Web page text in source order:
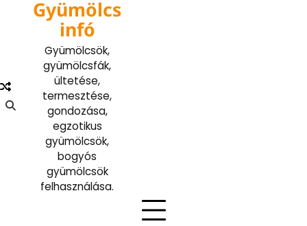
Gyümölcs
infó
Gyümölcsök,
gyümölcsfák,
ültetése,
termesztése,
gondozása,
egzotikus
gyümölcsök,
bogyós
gyümölcsök
felhasználása.